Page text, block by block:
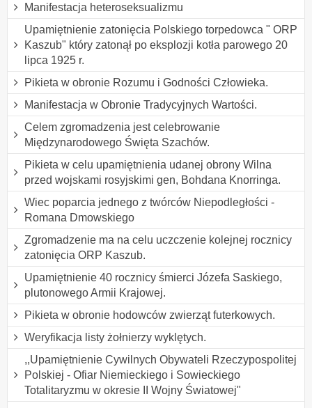
Manifestacja heteroseksualizmu
Upamiętnienie zatonięcia Polskiego torpedowca " ORP
Kaszub" który zatonął po eksplozji kotła parowego 20
lipca 1925 r.
Pikieta w obronie Rozumu i Godności Człowieka.
Manifestacja w Obronie Tradycyjnych Wartości.
Celem zgromadzenia jest celebrowanie
Międzynarodowego Święta Szachów.
Pikieta w celu upamiętnienia udanej obrony Wilna
przed wojskami rosyjskimi gen, Bohdana Knorringa.
Wiec poparcia jednego z twórców Niepodległości -
Romana Dmowskiego
Zgromadzenie ma na celu uczczenie kolejnej rocznicy
zatonięcia ORP Kaszub.
Upamiętnienie 40 rocznicy śmierci Józefa Saskiego,
plutonowego Armii Krajowej.
Pikieta w obronie hodowców zwierząt futerkowych.
Weryfikacja listy żołnierzy wyklętych.
,,Upamiętnienie Cywilnych Obywateli Rzeczypospolitej
Polskiej - Ofiar Niemieckiego i Sowieckiego
Totalitaryzmu w okresie II Wojny Światowej"